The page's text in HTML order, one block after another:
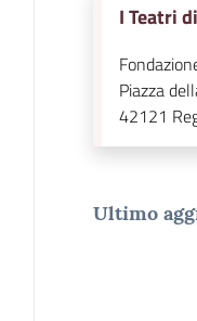
I Teatri
Piazza
42121
Ultimo